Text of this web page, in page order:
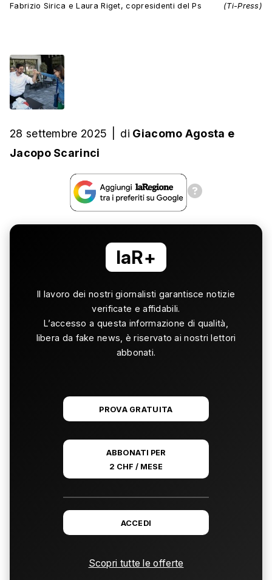
Fabrizio Sirica e Laura Riget, copresidenti del Ps (Ti-Press)
28 settembre 2025 di Giacomo Agosta e
Jacopo Scarinci
laR+
Il lavoro dei nostri giornalisti garantisce notizie
verificate e affidabili.
L’accesso a questa informazione di qualità,
libera da fake news, è riservato ai nostri lettori
abbonati.
PROVA GRATUITA
ABBONATI PER
2 CHF / MESE
ACCEDI
Scopri tutte le offerte